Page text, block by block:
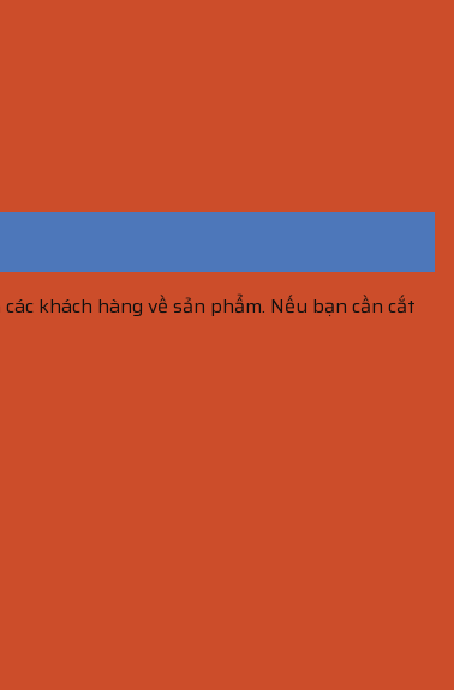
khách hàng về sản phẩm. Nếu bạn cần cắt